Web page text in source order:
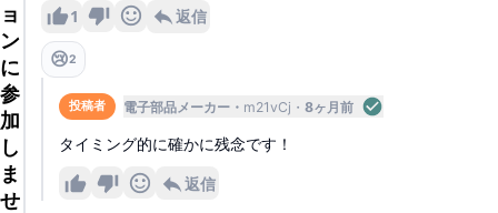
ョ
ン
に
参
加
し
ま
せ
1 返信
😢2
投稿者 電子部品メーカー m21vCj 8ヶ月前
タイミング的に確かに残念です！
返信